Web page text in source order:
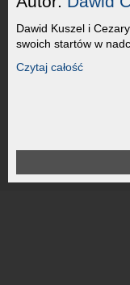
Dawid Kuszel i
swoich startów w
Czytaj całość